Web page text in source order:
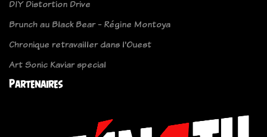
DIY Distortion Drive
Brunch au Black Bear - Régine Montoya
Chronique retravailler dans l'Ouest
Art Sonic Kaviar special
Partenaires